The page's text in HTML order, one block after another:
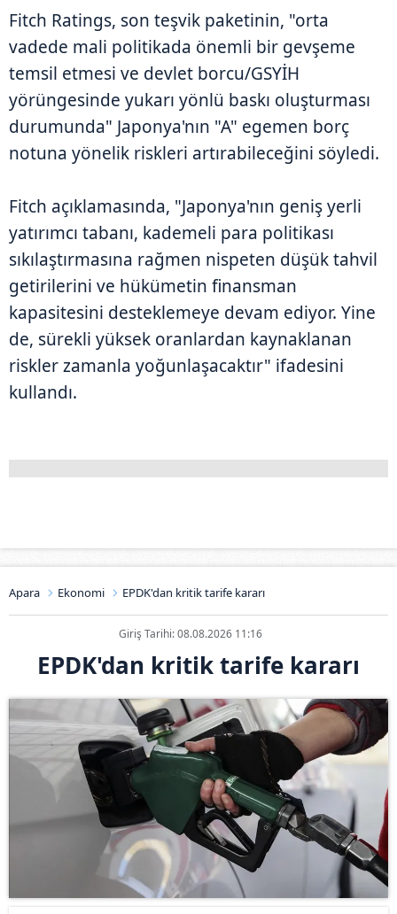
Fitch Ratings, son teşvik paketinin, "orta
vadede mali politikada önemli bir gevşeme
temsil etmesi ve devlet borcu/GSYİH
yörüngesinde yukarı yönlü baskı oluşturması
durumunda" Japonya'nın "A" egemen borç
notuna yönelik riskleri artırabileceğini söyledi.
Fitch açıklamasında, "Japonya'nın geniş yerli
yatırımcı tabanı, kademeli para politikası
sıkılaştırmasına rağmen nispeten düşük tahvil
getirilerini ve hükümetin finansman
kapasitesini desteklemeye devam ediyor. Yine
de, sürekli yüksek oranlardan kaynaklanan
riskler zamanla yoğunlaşacaktır" ifadesini
kullandı.
Apara Ekonomi EPDK'dan kritik tarife kararı
Giriş Tarihi: 08.08.2026 11:16
EPDK'dan kritik tarife kararı